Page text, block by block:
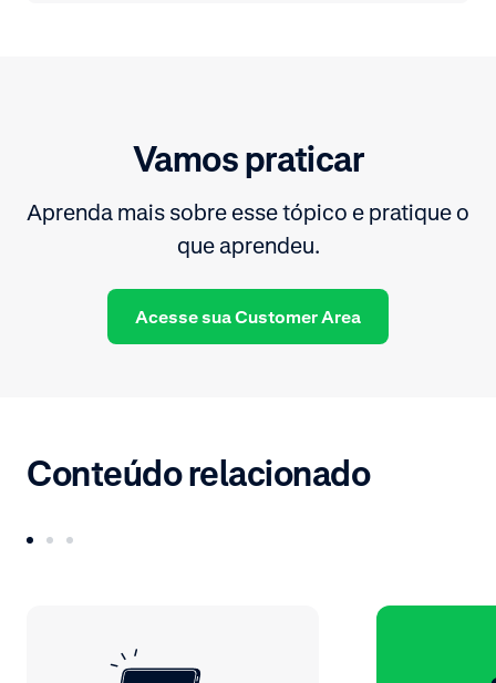
Vamos praticar
Aprenda mais sobre esse tópico e pratique o
que aprendeu.
Acesse sua Customer Area
Conteúdo relacionado